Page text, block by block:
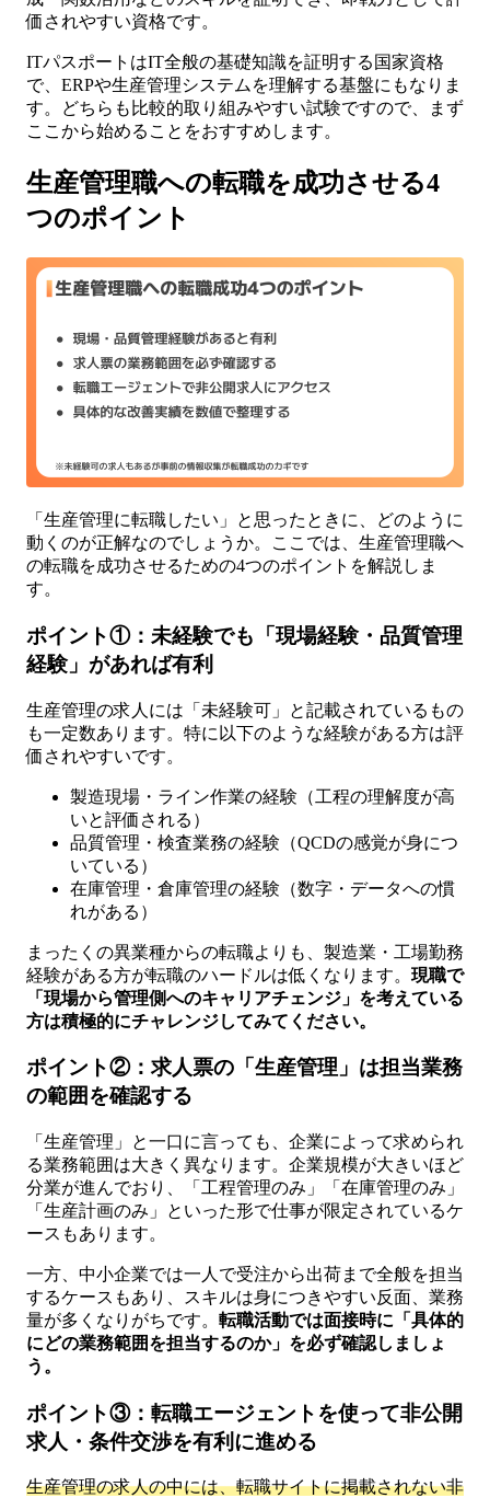
価されやすい資格です。
ITパスポートはIT全般の基礎知識を証明する国家資格
で、ERPや生産管理システムを理解する基盤にもなりま
す。どちらも比較的取り組みやすい試験ですので、まず
ここから始めることをおすすめします。
生産管理職への転職を成功させる4
つのポイント
「生産管理に転職したい」と思ったときに、どのように
動くのが正解なのでしょうか。ここでは、生産管理職へ
の転職を成功させるための4つのポイントを解説しま
す。
ポイント①：未経験でも「現場経験・品質管理
経験」があれば有利
生産管理の求人には「未経験可」と記載されているもの
も一定数あります。特に以下のような経験がある方は評
価されやすいです。
製造現場・ライン作業の経験（工程の理解度が高
いと評価される）
品質管理・検査業務の経験（QCDの感覚が身につ
いている）
在庫管理・倉庫管理の経験（数字・データへの慣
れがある）
まったくの異業種からの転職よりも、製造業・工場勤務
経験がある方が転職のハードルは低くなります。 現職で
「現場から管理側へのキャリアチェンジ」を考えている
方は積極的にチャレンジしてみてください。
ポイント②：求人票の「生産管理」は担当業務
の範囲を確認する
「生産管理」と一口に言っても、企業によって求められ
る業務範囲は大きく異なります。企業規模が大きいほど
分業が進んでおり、「工程管理のみ」「在庫管理のみ」
「生産計画のみ」といった形で仕事が限定されているケ
ースもあります。
一方、中小企業では一人で受注から出荷まで全般を担当
するケースもあり、スキルは身につきやすい反面、業務
量が多くなりがちです。 転職活動では面接時に「具体的
にどの業務範囲を担当するのか」を必ず確認しましょ
う。
ポイント③：転職エージェントを使って非公開
求人・条件交渉を有利に進める
生産管理の求人の中には、転職サイトに掲載されない非